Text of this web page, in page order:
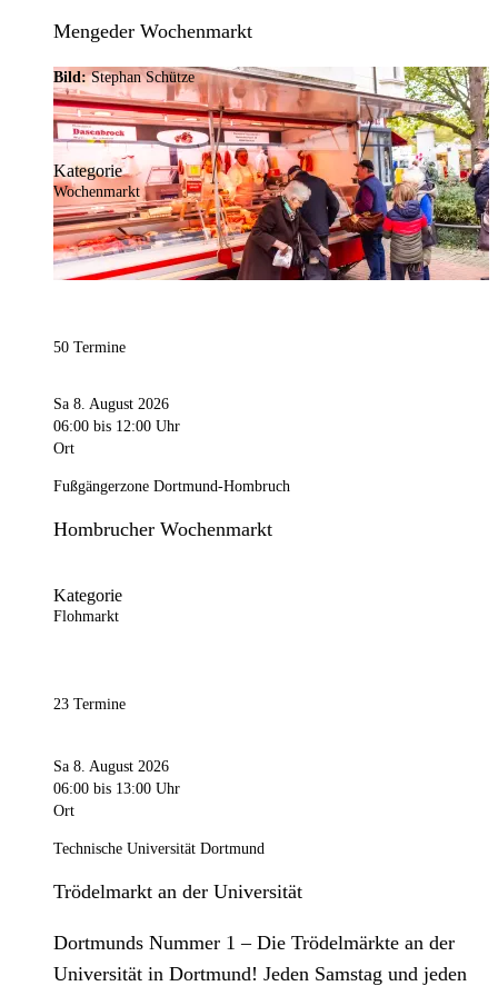
Mengeder Wochenmarkt
Bild:Stephan Schütze
Kategorie
Wochenmarkt
50 Termine
Sa 8. August 2026
06:00 bis 12:00 Uhr
Ort
Fußgängerzone Dortmund-Hombruch
Hombrucher Wochenmarkt
Kategorie
Flohmarkt
23 Termine
Sa 8. August 2026
06:00 bis 13:00 Uhr
Ort
Technische Universität Dortmund
Trödelmarkt an der Universität
Dortmunds Nummer 1 – Die Trödelmärkte an der
Universität in Dortmund! Jeden Samstag und jeden